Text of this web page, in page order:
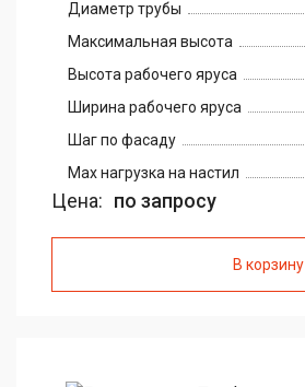
Диаметр трубы
Максимальная высота
Высота рабочего яруса
Ширина рабочего яруса
Шаг по фасаду
Max нагрузка на настил
Цена: по запросу
В корзину